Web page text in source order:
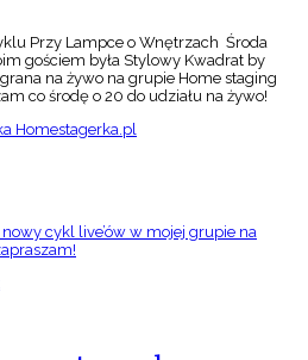
Przy Lampce o Wnętrzach Środa
gościem była Stylowy Kwadrat by
na żywo na grupie Home staging
co środę o 20 do udziału na żywo!
Homestagerka.pl